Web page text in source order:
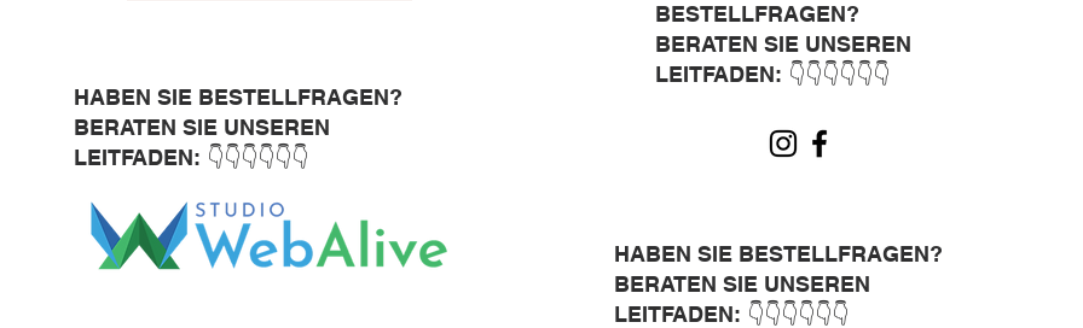
HABEN SIE BESTELLFRAGEN?
BERATEN SIE UNSEREN
LEITFADEN: 👇👇👇👇👇👇
BESTELLFRAGEN?
BERATEN SIE UNSEREN
LEITFADEN: 👇👇👇👇👇👇
HABEN SIE BESTELLFRAGEN?
BERATEN SIE UNSEREN
LEITFADEN: 👇👇👇👇👇👇